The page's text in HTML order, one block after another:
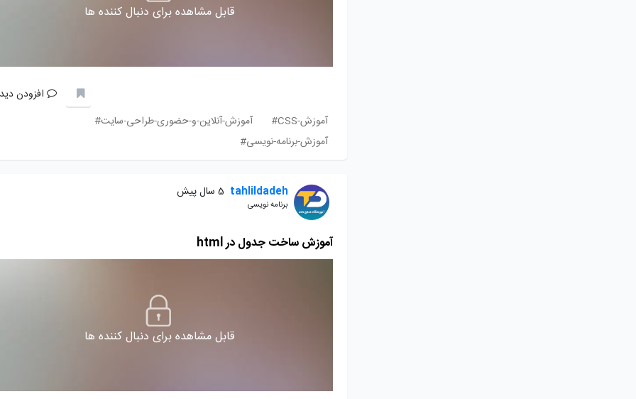
قابل مشاهده برای دنبال کننده ها
افزودن
آموزش-CSS#
آموزش-آنلاین-و-حضوری-طراحی-سایت#
آموزش-برنامه-نویسی#
tahlildadeh 5 سال پیش
برنامه نویسی
آموزش ساخت جدول در html
قابل مشاهده برای دنبال کننده ها